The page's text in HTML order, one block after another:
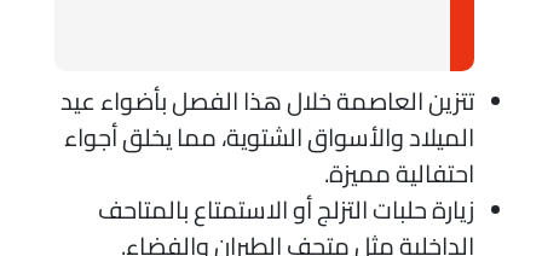
تتزين العاصمة خلال هذا الفصل بأضواء عيد
الميلاد والأسواق الشتوية، مما يخلق أجواء
احتفالية مميزة.
زيارة حلبات التزلج أو الاستمتاع بالمتاحف
الداخلية مثل متحف الطيران والفضاء.